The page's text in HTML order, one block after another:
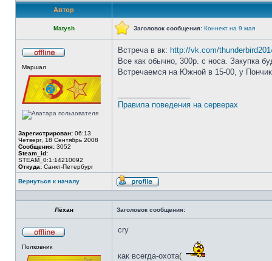
Автор
Matysh Заголовок сообщения: Коннект на 9 мая
сети
Маршал
Зарегистрирован: 06:13
Четверг, 18 Сентябрь 2008
Сообщения: 3052
Steam_id:
STEAM_0:1:14210092
Откуда: Санкт-Петербург
Встреча в вк: http://vk.com/
Все как обычно, 300р. с носа. Закупка
Встречаемся на Южной в 15-00, у
Правила поведения на серверах
Вернуться к началу
Профиль
Лёхан Заголовок сообщения:
сети
Полковник
cry
как всегда-охота(